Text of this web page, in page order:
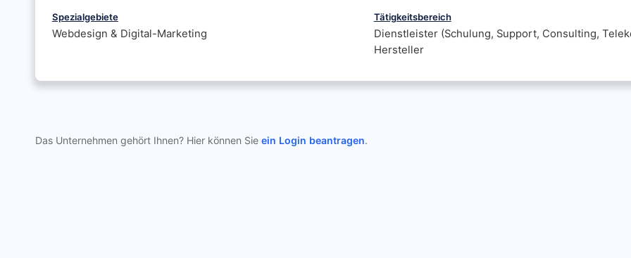
Spezialgebiete
Webdesign & Digital-Marketing
Tätigkeitsbereich
Dienstleister (Schulung, Support, Consulting,
Hersteller
Das Unternehmen gehört Ihnen? Hier können Sie ein Login beantragen.